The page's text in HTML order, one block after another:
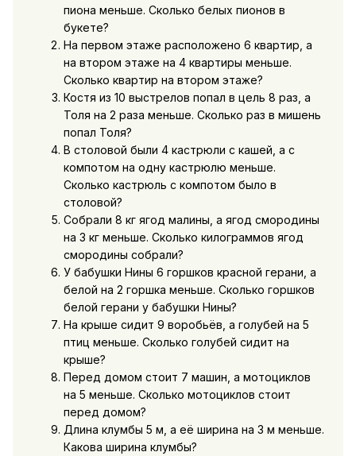
пиона меньше. Сколько белых пионов в
букете?
На первом этаже расположено 6 квартир, а
на втором этаже на 4 квартиры меньше.
Сколько квартир на втором этаже?
Костя из 10 выстрелов попал в цель 8 раз, а
Толя на 2 раза меньше. Сколько раз в мишень
попал Толя?
В столовой были 4 кастрюли с кашей, а с
компотом на одну кастрюлю меньше.
Сколько кастрюль с компотом было в
столовой?
Собрали 8 кг ягод малины, а ягод смородины
на 3 кг меньше. Сколько килограммов ягод
смородины собрали?
У бабушки Нины 6 горшков красной герани, а
белой на 2 горшка меньше. Сколько горшков
белой герани у бабушки Нины?
На крыше сидит 9 воробьёв, а голубей на 5
птиц меньше. Сколько голубей сидит на
крыше?
Перед домом стоит 7 машин, а мотоциклов
на 5 меньше. Сколько мотоциклов стоит
перед домом?
Длина клумбы 5 м, а её ширина на 3 м меньше.
Какова ширина клумбы?